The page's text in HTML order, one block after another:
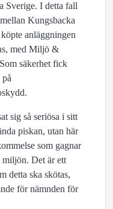
Sverige. I detta fall
Kungsbacka
anläggningen
med Miljö &
säkerhet fick
sig så seriösa i sitt
piskan, utan här
som gagnar
miljön. Det är ett
detta ska skötas,
för nämnden för